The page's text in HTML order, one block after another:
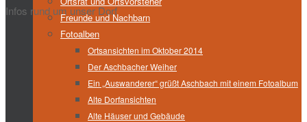
Infos rund um unser Dorf
Freunde und Nachbarn
Fotoalben
Ortsansichten im Oktober 2014
Der Aschbacher Weiher
Ein „Auswanderer“ grüßt Aschbach mit einem Fotoalbum
Alte Dorfansichten
Alte Häuser und Gebäude